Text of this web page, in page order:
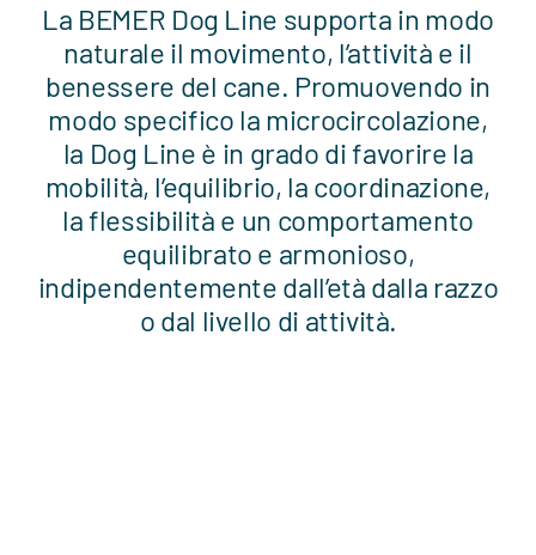
La BEMER Dog Line supporta in modo
naturale il movimento, l’attività e il
benessere del cane. Promuovendo in
modo specifico la microcircolazione,
la Dog Line è in grado di favorire la
mobilità, l’equilibrio, la coordinazione,
la flessibilità e un comportamento
equilibrato e armonioso,
indipendentemente dall’età dalla razzo
o dal livello di attività.